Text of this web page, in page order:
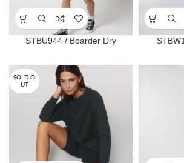
STBU944 / Boarder Dry
SOLD O
UT